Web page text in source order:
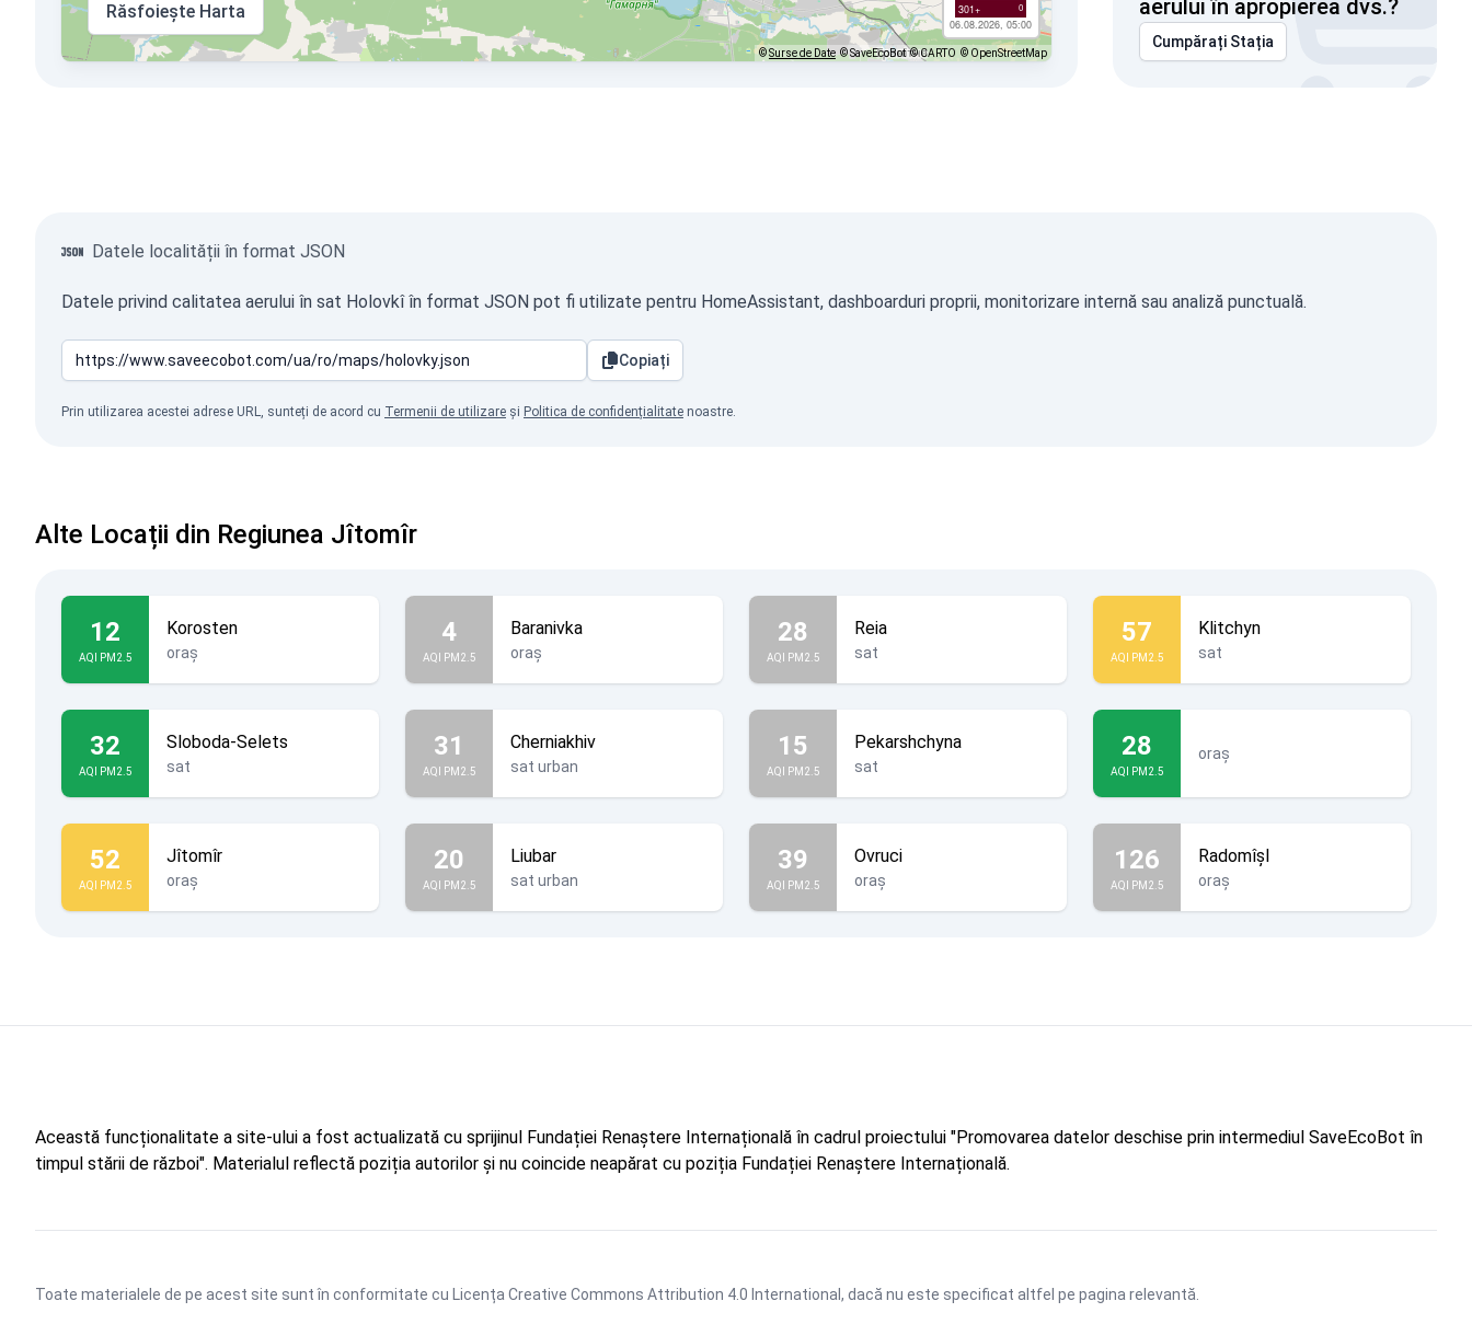
301+ 0
06.08.2026, 05:00
Răsfoiește Harta
©Surse de Date © SaveEcoBot © CARTO © OpenStreetMap
aerului în apropierea dvs.?
Cumpărați Stația
Datele localității în format JSON
Datele privind calitatea aerului în sat Holovkî în format JSON pot fi utilizate pentru HomeAssistant, dashboarduri proprii, monitorizare internă sau analiză punctuală.
Copiați
Prin utilizarea acestei adrese URL, sunteți de acord cu Termenii de utilizare și Politica de confidențialitate noastre.
Alte Locații din Regiunea Jîtomîr
12
AQI PM2.5
Korosten
oraș
4
AQI PM2.5
Baranivka
oraș
28
AQI PM2.5
Reia
sat
57
AQI PM2.5
Klitchyn
sat
32
AQI PM2.5
Sloboda-Selets
sat
31
AQI PM2.5
Cherniakhiv
sat urban
15
AQI PM2.5
Pekarshchyna
sat
28
AQI PM2.5
oraș
52
AQI PM2.5
Jîtomîr
oraș
20
AQI PM2.5
Liubar
sat urban
39
AQI PM2.5
Ovruci
oraș
126
AQI PM2.5
Radomîșl
oraș
Această funcționalitate a site-ului a fost actualizată cu sprijinul Fundației Renaștere Internațională în cadrul proiectului "Promovarea datelor deschise prin intermediul SaveEcoBot în
timpul stării de război". Materialul reflectă poziția autorilor și nu coincide neapărat cu poziția Fundației Renaștere Internațională.
Toate materialele de pe acest site sunt în conformitate cu Licența Creative Commons Attribution 4.0 International , dacă nu este specificat altfel pe pagina relevantă.